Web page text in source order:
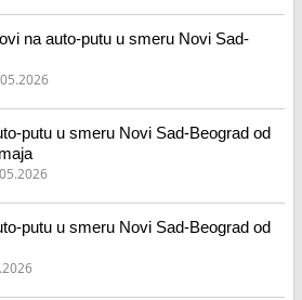
na auto-putu u smeru Novi Sad-
putu u smeru Novi Sad-Beograd od
putu u smeru Novi Sad-Beograd od